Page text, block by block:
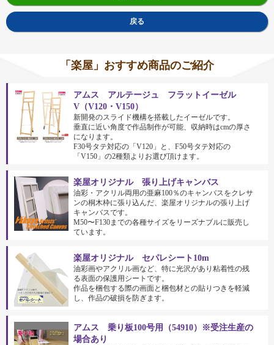
戻る
「楽屋」おすすめ商品のご紹介
アムス アルテージュ フラットイーゼル
V（V120・V150）
新開発のスライド機構を搭載したイーゼルです。
垂直に近い角度で作品制作が可能、収納時はcmの厚さ
になります。
F30号タテ対応の「V120」と、F50号タテ対応の
「V150」の2種類よりお選び頂けます。
楽屋オリジナル 張り上げキャンバス
油彩・アクリル両用の亜麻100％のキャンバスをクレサ
ンの桐木枠に張り込んだ、楽屋オリジナルの張り上げ
キャンバスです。
M50〜F130までの各種サイズをリーズナブルに販売し
ています。
楽屋オリジナル セパレシート10m
油彩画やアクリル画など、特に光沢があり粘着性の残
る表面の保護用シートです。
作品を梱包する際の画面と梱包材との貼りつきを軽減
し、作品の破損を防ぎます。
アムス 乗り板100号用（54910）※受注生産の
場合あり